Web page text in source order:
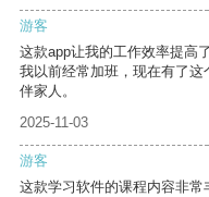
游客
这款app让我的工作效率提高
我以前经常加班，现在有了
伴家人。
2025-11-03
游客
这款学习软件的课程内容非